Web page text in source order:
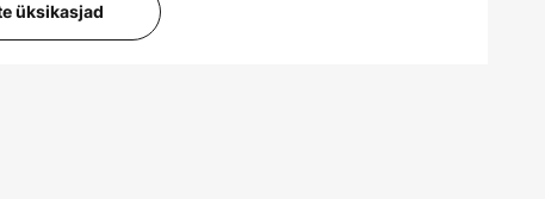
üksikasjad